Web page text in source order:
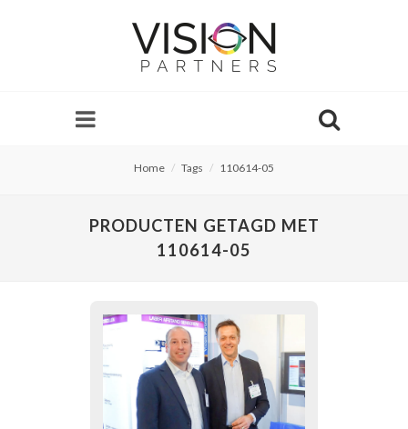
Home Tags 110614-05
PRODUCTEN GETAGD MET
110614-05